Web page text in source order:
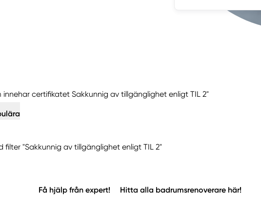
certifikatet Sakkunnig av tillgänglighet enligt TIL 2"
"Sakkunnig av tillgänglighet enligt TIL 2"
Få hjälp från expert! Hitta alla badrumsrenoverare här!